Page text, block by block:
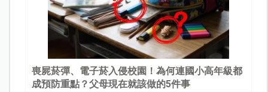
喪屍菸彈、電子菸入侵校園！為何連國小高年級都
成預防重點？父母現在就該做的5件事